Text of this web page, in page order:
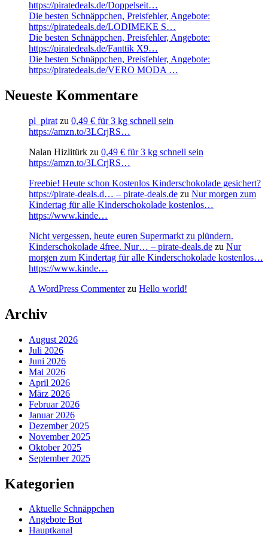
https://piratedeals.de/Doppelseit…
Die besten Schnäppchen, Preisfehler, Angebote:
https://piratedeals.de/LODIMEKE S…
Die besten Schnäppchen, Preisfehler, Angebote:
https://piratedeals.de/Fanttik X9…
Die besten Schnäppchen, Preisfehler, Angebote:
https://piratedeals.de/VERO MODA …
Neueste Kommentare
pl_pirat zu 0,49 € für 3 kg schnell sein
https://amzn.to/3LCrjRS…
Nalan Hizlitürk zu 0,49 € für 3 kg schnell sein
https://amzn.to/3LCrjRS…
Freebie! Heute schon Kostenlos Kinderschokolade gesichert?
https://pirate-deals.d… – pirate-deals.de zu Nur morgen zum
Kindertag für alle Kinderschokolade kostenlos…
https://www.kinde…
Nicht vergessen, heute euren Supermarkt zu plündern.
Kinderschokolade 4free. Nur… – pirate-deals.de zu Nur
morgen zum Kindertag für alle Kinderschokolade kostenlos…
https://www.kinde…
A WordPress Commenterzu Hello world!
Archiv
August 2026
Juli 2026
Juni 2026
Mai 2026
April 2026
März 2026
Februar 2026
Januar 2026
Dezember 2025
November 2025
Oktober 2025
September 2025
Kategorien
Aktuelle Schnäppchen
Angebote Bot
Hauptkanal